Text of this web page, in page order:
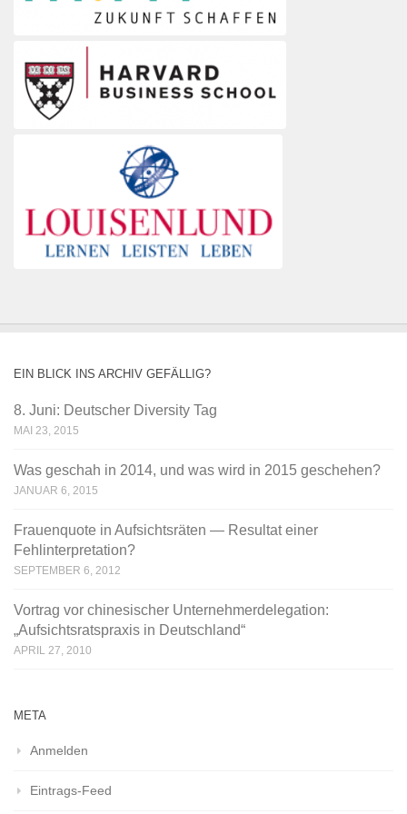
EIN BLICK INS ARCHIV GEFÄLLIG?
8. Juni: Deutscher Diversity Tag
MAI 23, 2015
Was geschah in 2014, und was wird in 2015 geschehen?
JANUAR 6, 2015
Frauenquote in Aufsichtsräten — Resultat einer
Fehlinterpretation?
SEPTEMBER 6, 2012
Vortrag vor chinesischer Unternehmerdelegation:
„Aufsichtsratspraxis in Deutschland“
APRIL 27, 2010
META
Anmelden
Eintrags-Feed